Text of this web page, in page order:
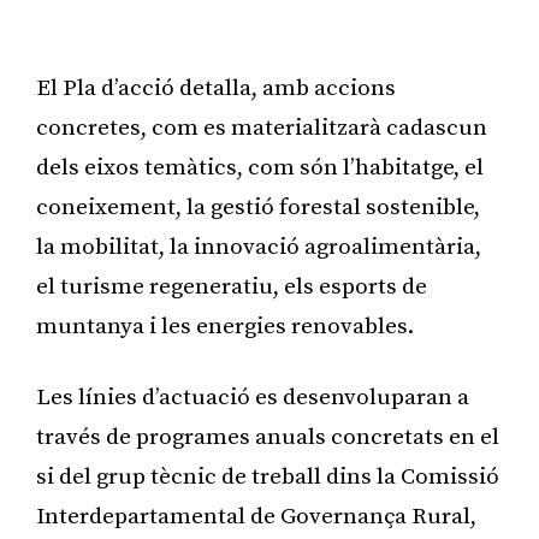
El Pla d’acció detalla, amb accions
concretes, com es materialitzarà cadascun
dels eixos temàtics, com són l’habitatge, el
coneixement, la gestió forestal sostenible,
la mobilitat, la innovació agroalimentària,
el turisme regeneratiu, els esports de
muntanya i les energies renovables.
Les línies d’actuació es desenvoluparan a
través de programes anuals concretats en el
si del grup tècnic de treball dins la Comissió
Interdepartamental de Governança Rural,